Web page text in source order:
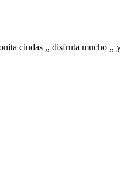
ciudas ,, disfruta mucho ,, y